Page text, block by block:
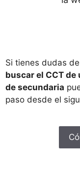
Si tienes dudas
buscar el CCT
de secundaria
paso desde el